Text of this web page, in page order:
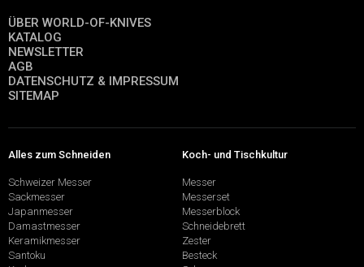
ÜBER WORLD-OF-KNIVES
KATALOG
NEWSLETTER
AGB
DATENSCHUTZ & IMPRESSUM
SITEMAP
Alles zum Schneiden
Schweizer Messer
Sackmesser
Japanmesser
Damastmesser
Keramikmesser
Santoku
Koch- und Tischkultur
Messer
Messerset
Messerblock
Schneidebrett
Zester
Besteck